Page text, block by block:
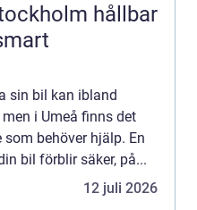
hållbar
sin bil kan ibland
i Umeå finns det
behöver hjälp. En
bil förblir säker, på...
12 juli 2026